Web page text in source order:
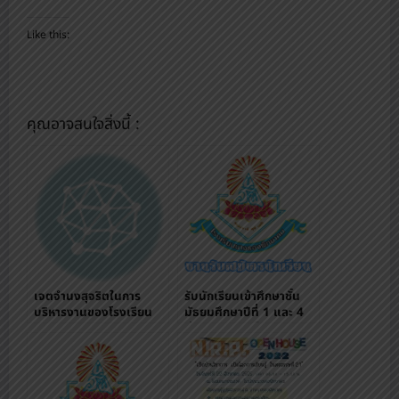
Like this:
คุณอาจสนใจสิ่งนี้ :
เจตจำนงสุจริตในการ
บริหารงานของโรงเรียน
รับนักเรียนเข้าศึกษาชั้น
มัธยมศึกษาปีที่ 1 และ 4